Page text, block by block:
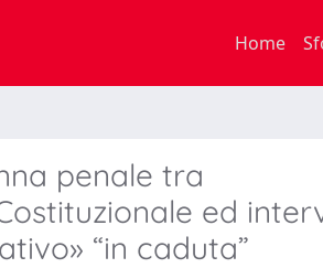
Home
penale tra
ed
“in caduta”